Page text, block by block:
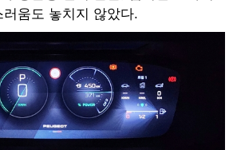
움도 놓치지 않았다.